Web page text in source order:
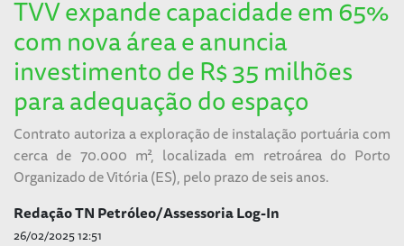
TVV expande capacidade em 65%
com nova área e anuncia
investimento de R$ 35 milhões
para adequação do espaço
Contrato autoriza a exploração de instalação portuária com
cerca de 70.000 m², localizada em retroárea do Porto
Organizado de Vitória (ES), pelo prazo de seis anos.
Redação TN Petróleo/Assessoria Log-In
26/02/2025 12:51